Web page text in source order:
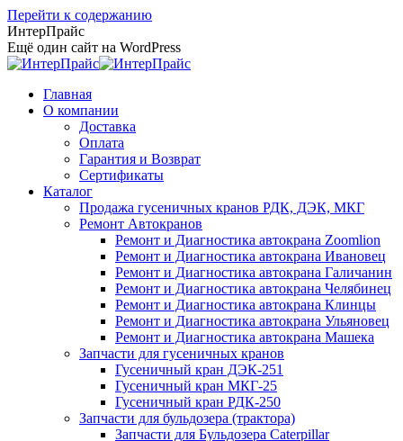
Перейти к содержанию
ИнтерПрайс
Ещё один сайт на WordPress
Главная
О компании
Доставка
Оплата
Гарантия и Возврат
Сертификаты
Каталог
Продажа гусеничных кранов РДК, ДЭК, МКГ
Ремонт Автокранов
Ремонт и Диагностика автокрана Zoomlion
Ремонт и Диагностика автокрана Ивановец
Ремонт и Диагностика автокрана Галичанин
Ремонт и Диагностика автокрана Челябинец
Ремонт и Диагностика автокрана Клинцы
Ремонт и Диагностика автокрана Ульяновец
Ремонт и Диагностика автокрана Машека
Запчасти для гусеничных кранов
Гусеничный кран ДЭК-251
Гусеничный кран МКГ-25
Гусеничный кран РДК-250
Запчасти для бульдозера (трактора)
Запчасти для Бульдозера Caterpillar